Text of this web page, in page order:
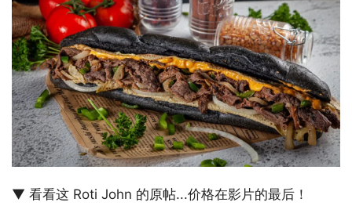
▼ 看看这 Roti John 的原帖...价格在影片的最后！